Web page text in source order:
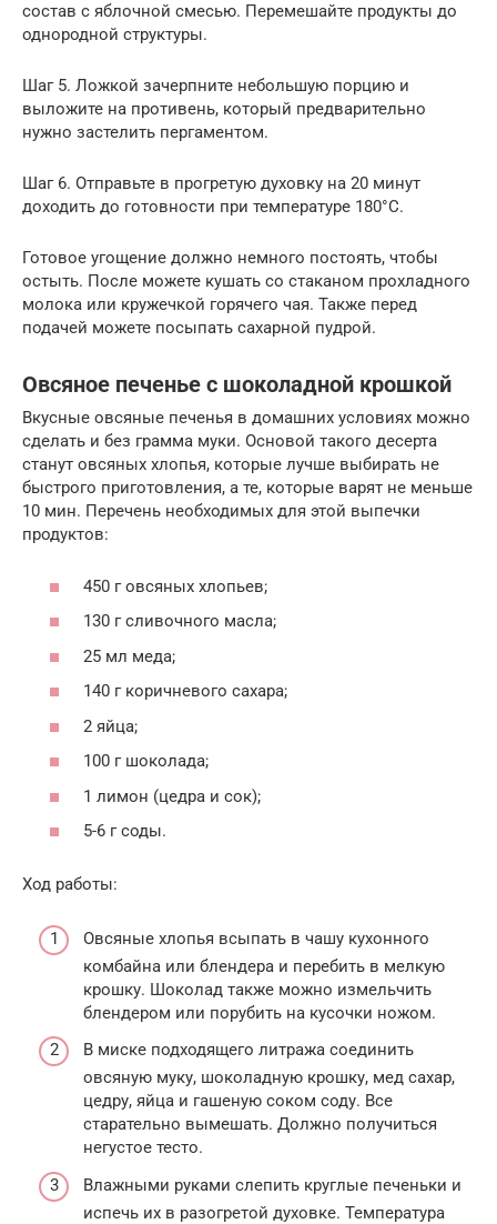
состав с яблочной смесью. Перемешайте продукты до
однородной структуры.
Шаг 5. Ложкой зачерпните небольшую порцию и
выложите на противень, который предварительно
нужно застелить пергаментом.
Шаг 6. Отправьте в прогретую духовку на 20 минут
доходить до готовности при температуре 180°C.
Готовое угощение должно немного постоять, чтобы
остыть. После можете кушать со стаканом прохладного
молока или кружечкой горячего чая. Также перед
подачей можете посыпать сахарной пудрой.
Овсяное печенье с шоколадной крошкой
Вкусные овсяные печенья в домашних условиях можно
сделать и без грамма муки. Основой такого десерта
станут овсяных хлопья, которые лучше выбирать не
быстрого приготовления, а те, которые варят не меньше
10 мин. Перечень необходимых для этой выпечки
продуктов:
450 г овсяных хлопьев;
130 г сливочного масла;
25 мл меда;
140 г коричневого сахара;
2 яйца;
100 г шоколада;
1 лимон (цедра и сок);
5-6 г соды.
Ход работы:
Овсяные хлопья всыпать в чашу кухонного
комбайна или блендера и перебить в мелкую
крошку. Шоколад также можно измельчить
блендером или порубить на кусочки ножом.
В миске подходящего литража соединить
овсяную муку, шоколадную крошку, мед сахар,
цедру, яйца и гашеную соком соду. Все
старательно вымешать. Должно получиться
негустое тесто.
Влажными руками слепить круглые печеньки и
испечь их в разогретой духовке. Температура